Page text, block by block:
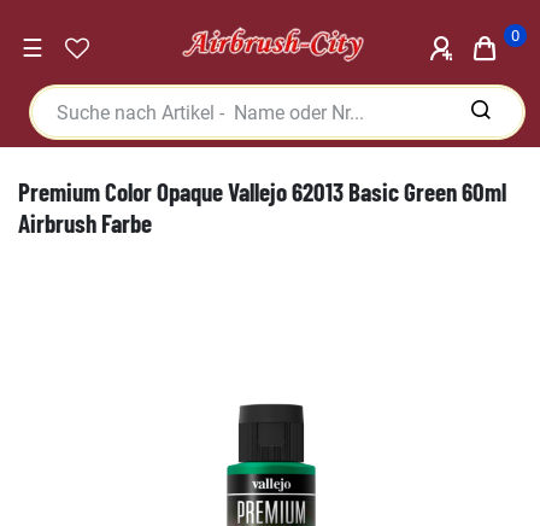
☰ 0
Premium Color Opaque Vallejo 62013 Basic Green 60ml
Airbrush Farbe